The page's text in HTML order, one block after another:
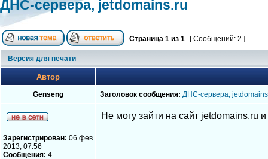
ДНС-сервера, jetdomains.ru
Страница 1 из 1 [ Сообщений: 2 ]
Версия для печати
Автор
Genseng Заголовок сообщения: ДНС-сервера,
Зарегистрирован: 06 фев
2013, 07:56
Сообщения: 4
Не могу зайти на сайт jetdomains.ru